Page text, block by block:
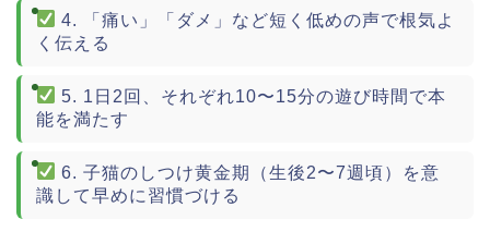
4. 「痛い」「ダメ」など短く低めの声で根気よ
く伝える
5. 1日2回、それぞれ10〜15分の遊び時間で本
能を満たす
6. 子猫のしつけ黄金期（生後2〜7週頃）を意
識して早めに習慣づける